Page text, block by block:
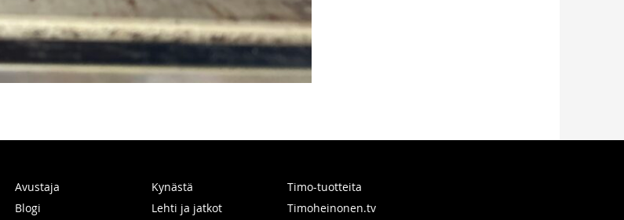
Avustaja
Blogi
Kynästä
Lehti ja jatkot
Timo-tuotteita
Timoheinonen.tv